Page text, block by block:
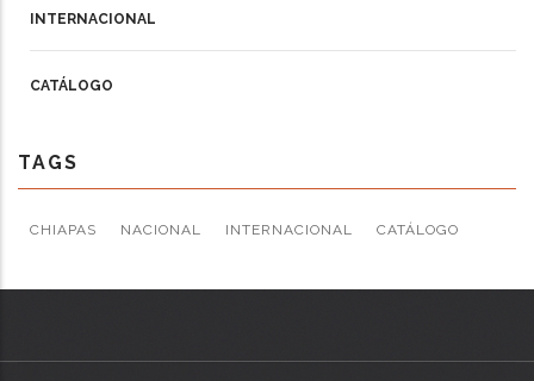
INTERNACIONAL
CATÁLOGO
TAGS
CHIAPAS NACIONAL INTERNACIONAL CATÁLOGO